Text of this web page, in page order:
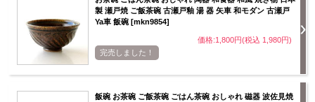
製 瀬戸焼 ご飯茶碗 古瀬戸釉 湯 器 矢車 和モダン 古瀬戸
Ya車 飯碗 [mkn9854]
価格:1,800円(税込 1,980円)
完売しました！
飯碗 お茶碗 ご飯茶碗 ごはん茶碗 おしゃれ 磁器 波佐見焼